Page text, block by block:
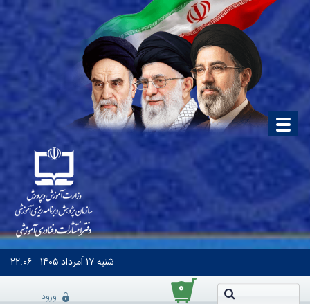
شنبه۱۷ اَمرداد ۱۴۰۵ ۲۲:۰۶
۰
ورود